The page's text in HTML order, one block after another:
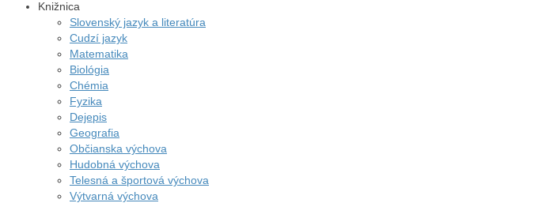
Knižnica
Slovenský jazyk a literatúra
Cudzí jazyk
Matematika
Biológia
Chémia
Fyzika
Dejepis
Geografia
Občianska výchova
Hudobná výchova
Telesná a športová výchova
Výtvarná výchova